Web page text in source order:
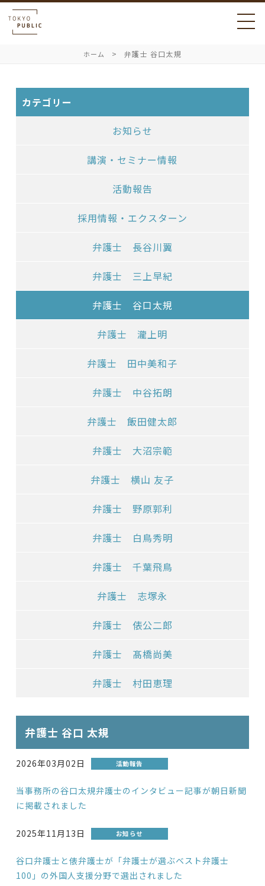
ホーム 弁護士 谷口太規
カテゴリー
お知らせ
講演・セミナー情報
活動報告
採用情報・エクスターン
弁護士 長谷川翼
弁護士 三上早紀
弁護士 谷口太規
弁護士 瀧上明
弁護士 田中美和子
弁護士 中谷拓朗
弁護士 飯田健太郎
弁護士 大沼宗範
弁護士 横山 友子
弁護士 野原郭利
弁護士 白鳥秀明
弁護士 千葉飛鳥
弁護士 志塚永
弁護士 俵公二郎
弁護士 髙橋尚美
弁護士 村田恵理
弁護士 谷口 太規
2026年03月02日 活動報告
当事務所の谷口太規弁護士のインタビュー記事が朝日新聞
に掲載されました
2025年11月13日 お知らせ
谷口弁護士と俵弁護士が「弁護士が選ぶベスト弁護士
100」の外国人支援分野で選出されました